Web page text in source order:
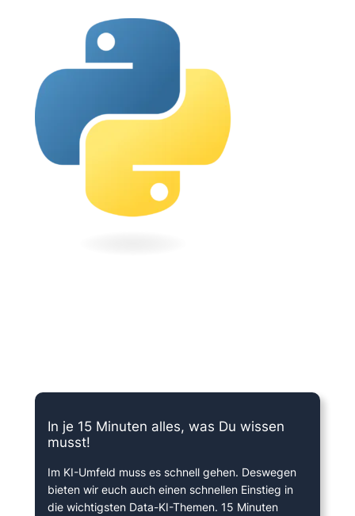
In je 15 Minuten alles, was Du wissen
musst!
Im KI-Umfeld muss es schnell gehen. Deswegen
bieten wir euch auch einen schnellen Einstieg in
die wichtigsten Data-KI-Themen. 15 Minuten